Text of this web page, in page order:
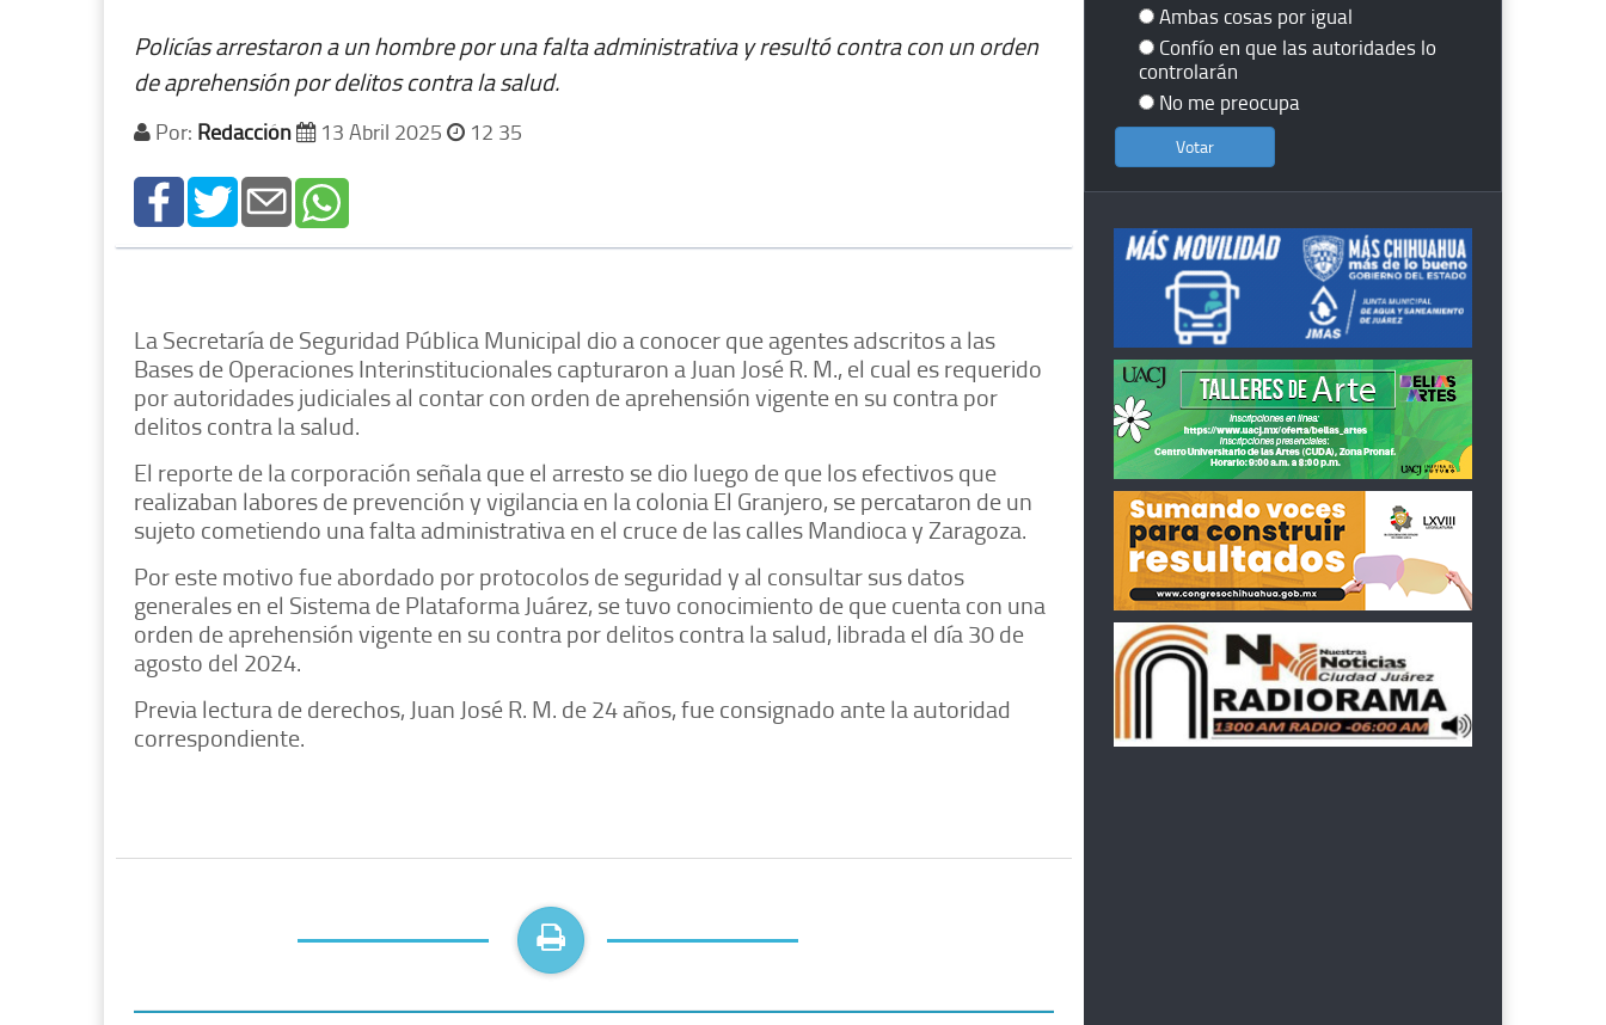
Policías arrestaron a un hombre por una falta administrativa y resultó contra con un orden
de aprehensión por delitos contra la salud.
Por: Redacción 13 Abril 2025 12 35
La Secretaría de Seguridad Pública Municipal dio a conocer que agentes adscritos a las
Bases de Operaciones Interinstitucionales capturaron a Juan José R. M., el cual es requerido
por autoridades judiciales al contar con orden de aprehensión vigente en su contra por
delitos contra la salud.
El reporte de la corporación señala que el arresto se dio luego de que los efectivos que
realizaban labores de prevención y vigilancia en la colonia El Granjero, se percataron de un
sujeto cometiendo una falta administrativa en el cruce de las calles Mandioca y Zaragoza.
Por este motivo fue abordado por protocolos de seguridad y al consultar sus datos
generales en el Sistema de Plataforma Juárez, se tuvo conocimiento de que cuenta con una
orden de aprehensión vigente en su contra por delitos contra la salud, librada el día 30 de
agosto del 2024.
Previa lectura de derechos, Juan José R. M. de 24 años, fue consignado ante la autoridad
correspondiente.
Ambas cosas por igual
Confío en que las autoridades lo
controlarán
No me preocupa